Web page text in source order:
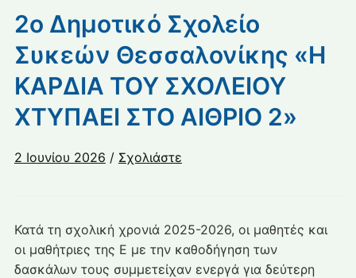
2ο Δημοτικό Σχολείο
Συκεών Θεσσαλονίκης «Η
ΚΑΡΔΙΑ ΤΟΥ ΣΧΟΛΕΙΟΥ
ΧΤΥΠΑΕΙ ΣΤΟ ΑΙΘΡΙΟ 2»
2 Ιουνίου 2026 / Σχολιάστε
Κατά τη σχολική χρονιά 2025-2026, οι μαθητές και
οι μαθήτριες της Ε με την καθοδήγηση των
δασκάλων τους συμμετείχαν ενεργά για δεύτερη